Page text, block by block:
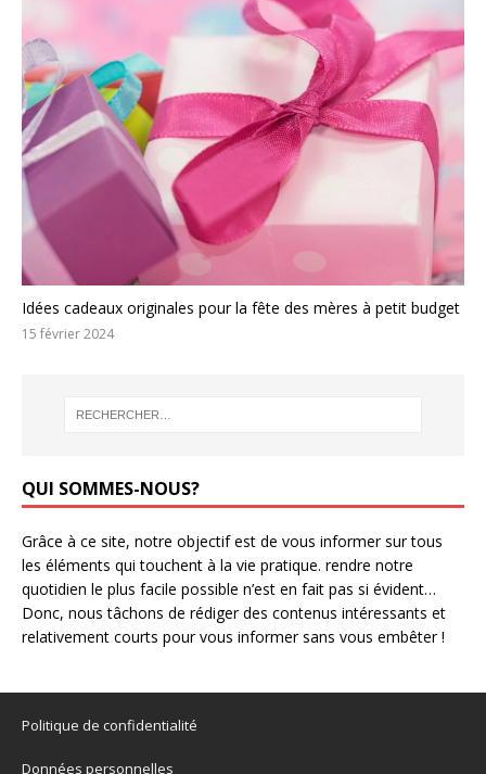
Idées cadeaux originales pour la fête des mères à petit budget
15 février 2024
QUI SOMMES-NOUS?
Grâce à ce site, notre objectif est de vous informer sur tous
les éléments qui touchent à la vie pratique. rendre notre
quotidien le plus facile possible n’est en fait pas si évident…
Donc, nous tâchons de rédiger des contenus intéressants et
relativement courts pour vous informer sans vous embêter !
Politique de confidentialité
Données personnelles